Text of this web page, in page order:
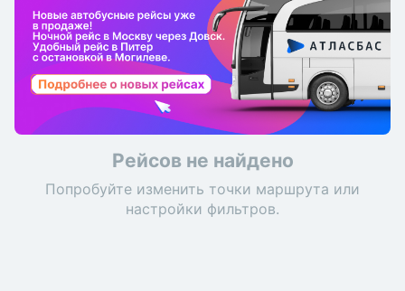
Рейсов не найдено
Попробуйте изменить точки маршрута или
настройки фильтров.